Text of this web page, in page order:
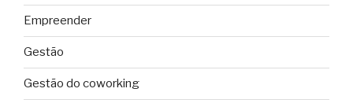
Empreender
Gestão
Gestão do coworking